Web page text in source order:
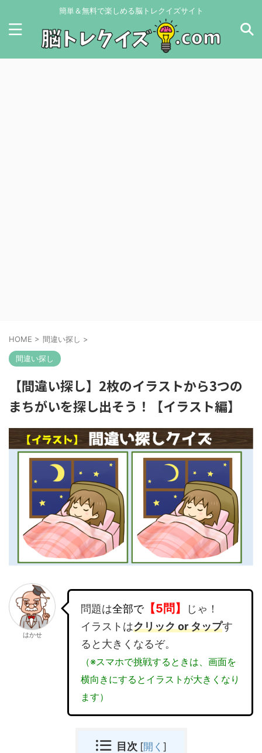
簡単＆無料で楽しめる脳トレクイズサイト
HOME > 間違い探し >
間違い探し
【間違い探し】2枚のイラストから3つの
まちがいを探し出そう！【イラスト編】
はかせ
問題は全部で【5問】
じゃ！
イラストはクリック or タップす
ると大きくなるぞ。
（※スマホで挑戦するときは、画面を
横向きにするとイラストが大きくなり
ます）
目次 [開く ]